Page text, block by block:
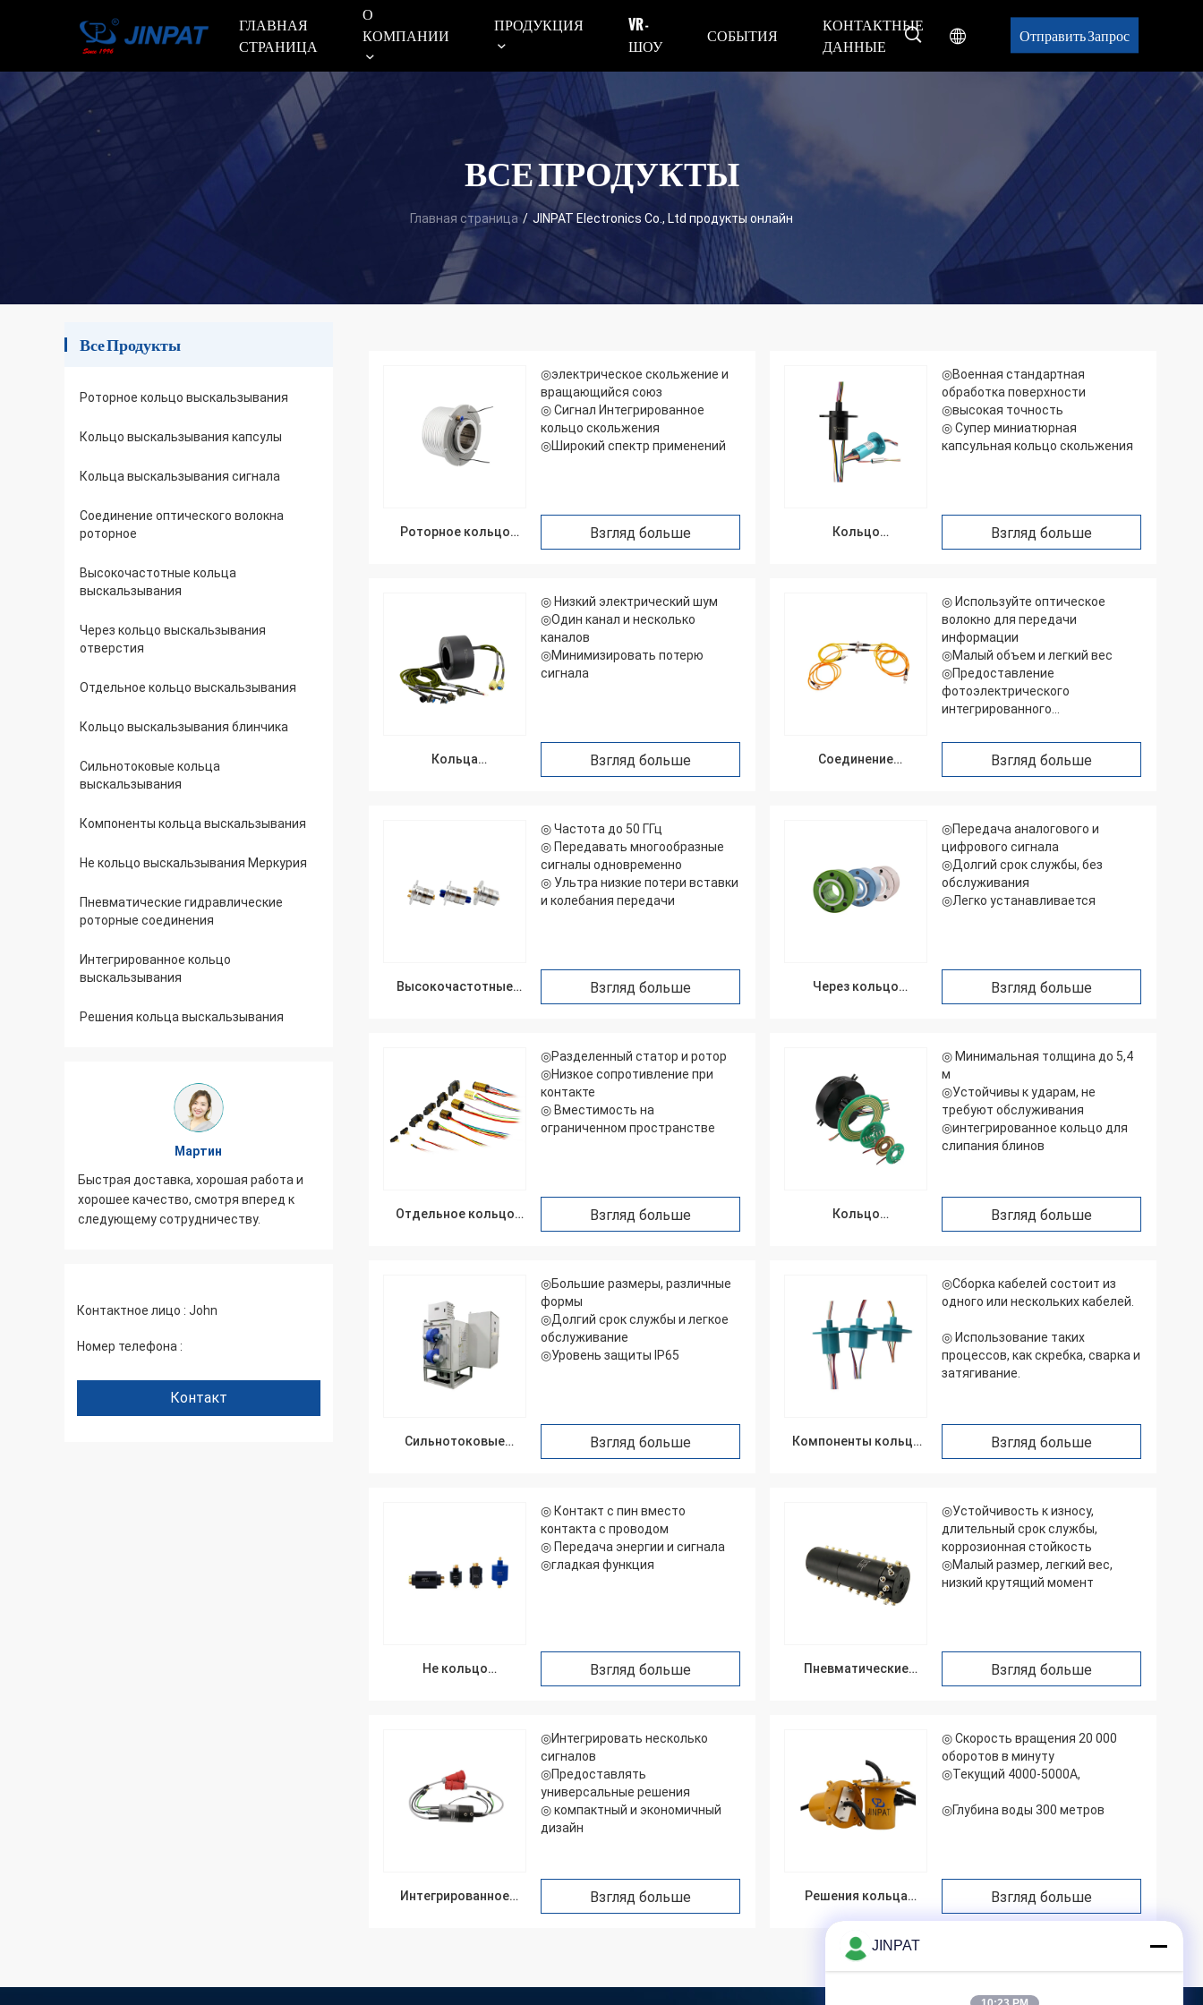
ГЛАВНАЯ
СТРАНИЦА
О
КОМПАНИИ
ПРОДУКЦИЯ
VR -
ШОУ
СОБЫТИЯ
КОНТАКТНЫЕ
ДАННЫЕ
Отправить Запрос
ВСЕ ПРОДУКТЫ
Главная страница / JINPAT Electronics Co., Ltd продукты онлайн
Все Продукты
Роторное кольцо выскальзывания
Кольцо выскальзывания капсулы
Кольца выскальзывания сигнала
Соединение оптического волокна
роторное
Высокочастотные кольца
выскальзывания
Через кольцо выскальзывания
отверстия
Отдельное кольцо выскальзывания
Кольцо выскальзывания блинчика
Сильнотоковые кольца
выскальзывания
Компоненты кольца выскальзывания
Не кольцо выскальзывания Меркурия
Пневматические гидравлические
роторные соединения
Интегрированное кольцо
выскальзывания
Решения кольца выскальзывания
Мартин
Быстрая доставка, хорошая работа и
хорошее качество, смотря вперед к
следующему сотрудничеству.
Вильям
выскальзывания JINPAT хорошо,
пакующ осторожно, восторг
Контактное лицо : John
Номер телефона :
Контакт
Роторное кольцо
◎электрическое скольжение и
вращающийся союз
◎ Сигнал Интегрированное
кольцо скольжения
◎Широкий спектр применений
Взгляд больше
Кольцо
◎Военная стандартная
обработка поверхности
◎высокая точность
◎ Супер миниатюрная
капсульная кольцо скольжения
Взгляд больше
Кольца
◎ Низкий электрический шум
◎Один канал и несколько
каналов
◎Минимизировать потерю
сигнала
Взгляд больше
Соединение
◎ Используйте оптическое
волокно для передачи
информации
◎Малый объем и легкий вес
◎Предоставление
фотоэлектрического
интегрированного
Взгляд больше
Высокочастотные
◎ Частота до 50 ГГц
◎ Передавать многообразные
сигналы одновременно
◎ Ультра низкие потери вставки
и колебания передачи
Взгляд больше
Через кольцо
◎Передача аналогового и
цифрового сигнала
◎Долгий срок службы, без
обслуживания
◎Легко устанавливается
Взгляд больше
Отдельное кольцо
◎Разделенный статор и ротор
◎Низкое сопротивление при
контакте
◎ Вместимость на
ограниченном пространстве
Взгляд больше
Кольцо
◎ Минимальная толщина до 5,4
м
◎Устойчивы к ударам, не
требуют обслуживания
◎интегрированное кольцо для
слипания блинов
Взгляд больше
Сильнотоковые
◎Большие размеры, различные
формы
◎Долгий срок службы и легкое
обслуживание
◎Уровень защиты IP65
Взгляд больше
Компоненты кольца
◎Сборка кабелей состоит из
одного или нескольких кабелей.
◎ Использование таких
процессов, как скребка, сварка и
затягивание.
Взгляд больше
Не кольцо
◎ Контакт с пин вместо
контакта с проводом
◎ Передача энергии и сигнала
◎гладкая функция
Взгляд больше
Пневматические
◎Устойчивость к износу,
длительный срок службы,
коррозионная стойкость
◎Малый размер, легкий вес,
низкий крутящий момент
Взгляд больше
Интегрированное
◎Интегрировать несколько
сигналов
◎Предоставлять
универсальные решения
◎ компактный и экономичный
дизайн
Взгляд больше
Решения кольца
◎ Скорость вращения 20 000
оборотов в минуту
◎Текущий 4000-5000А,
◎Глубина воды 300 метров
Взгляд больше
JINPAT